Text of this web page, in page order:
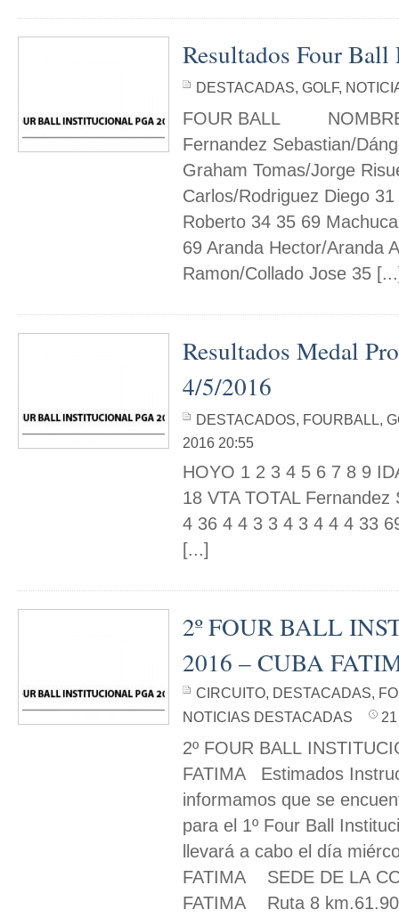
Resultados Four Ball
DESTACADAS, GOLF,
FOUR BALL NOMBRE
Fernandez Sebastian/
Graham Tomas/Jorge
Carlos/Rodriguez Diego
Roberto 34 35 69
69 Aranda Hector/Aranda
Ramon/Collado Jose 35
Resultados Medal
4/5/2016
DESTACADOS, FOURBALL,
2016 20:55
HOYO 1 2 3 4 5 6 7 8 9
18 VTA TOTAL
4 36 4 4 3 3 4 3 4 4 4 33
[...]
2º FOUR BALL
2016 – CUBA
CIRCUITO, DESTACADAS,
NOTICIAS DESTACADAS
2º FOUR BALL
FATIMA Estimados
informamos que se
para el 1º Four Ball
llevará a cabo el día
FATIMA SEDE DE LA
FATIMA Ruta 8